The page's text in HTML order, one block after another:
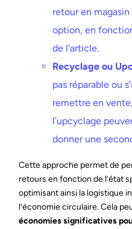
retour en
option, en
de l’article.
Recyclage ou
pas réparable ou
remettre en
l’upcyclage
donner une
Cette approche permet de
retours en fonction de l’état
optimisant ainsi la logistique
l’économie circulaire. Cela
économies significatives